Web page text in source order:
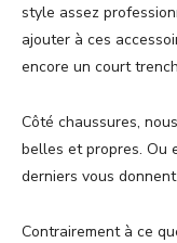
style assez
ajouter à ces
encore un court
Côté chaussures,
belles et propres. Ou
derniers vous
Contrairement à ce